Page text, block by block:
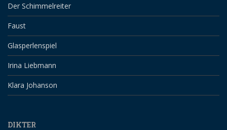
Der Schimmelreiter
Faust
Glasperlenspiel
Irina Liebmann
Klara Johanson
DIKTER